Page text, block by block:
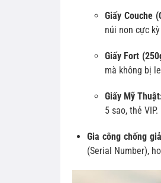
Giấy Couche
núi non cực
Giấy Fort
mà không bị
Giấy Mỹ
5 sao, thẻ VIP.
Gia công chống
(Serial Number),